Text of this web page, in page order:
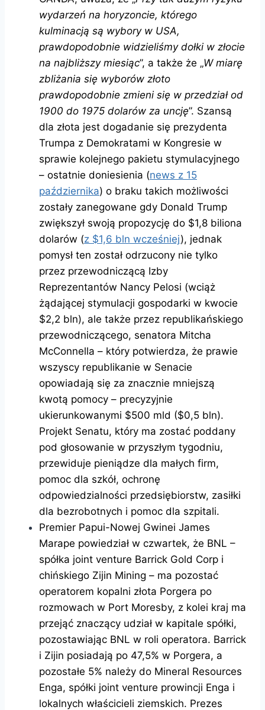
wydarzeń na horyzoncie, którego
kulminacją są wybory w USA,
prawdopodobnie widzieliśmy dołki w złocie
na najbliższy miesiąc”, a także że „W miarę
zbliżania się wyborów złoto
prawdopodobnie zmieni się w przedział od
1900 do 1975 dolarów za uncję”. Szansą
dla złota jest dogadanie się prezydenta
Trumpa z Demokratami w Kongresie w
sprawie kolejnego pakietu stymulacyjnego
– ostatnie doniesienia (news z 15
października) o braku takich możliwości
zostały zanegowane gdy Donald Trump
zwiększył swoją propozycję do $1,8 biliona
dolarów (z $1,6 bln wcześniej), jednak
pomysł ten został odrzucony nie tylko
przez przewodniczącą Izby
Reprezentantów Nancy Pelosi (wciąż
żądającej stymulacji gospodarki w kwocie
$2,2 bln), ale także przez republikańskiego
przewodniczącego, senatora Mitcha
McConnella – który potwierdza, że prawie
wszyscy republikanie w Senacie
opowiadają się za znacznie mniejszą
kwotą pomocy – precyzyjnie
ukierunkowanymi $500 mld ($0,5 bln).
Projekt Senatu, który ma zostać poddany
pod głosowanie w przyszłym tygodniu,
przewiduje pieniądze dla małych firm,
pomoc dla szkół, ochronę
odpowiedzialności przedsiębiorstw, zasiłki
dla bezrobotnych i pomoc dla szpitali.
Premier Papui-Nowej Gwinei James
Marape powiedział w czwartek, że BNL –
spółka joint venture Barrick Gold Corp i
chińskiego Zijin Mining – ma pozostać
operatorem kopalni złota Porgera po
rozmowach w Port Moresby, z kolei kraj ma
przejąć znaczący udział w kapitale spółki,
pozostawiając BNL w roli operatora. Barrick
i Zijin posiadają po 47,5% w Porgera, a
pozostałe 5% należy do Mineral Resources
Enga, spółki joint venture prowincji Enga i
lokalnych właścicieli ziemskich. Prezes